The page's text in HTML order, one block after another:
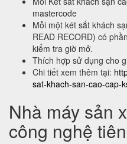
mastercode
Mỗi một két sắt khách
READ RECORD) có
kiểm tra giờ mở.
Thích hợp sử dụng cho
Chi tiết xem thêm tại:
sat-khach-san-cao-cap-
Nhà máy sản
công nghệ